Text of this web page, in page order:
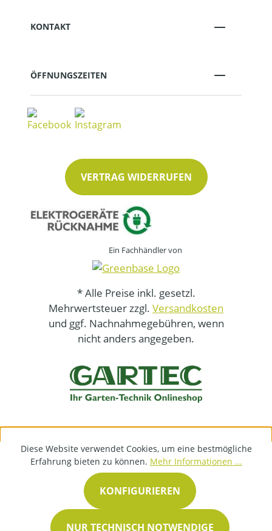
KONTAKT
ÖFFNUNGSZEITEN
VERTRAG WIDERRUFEN
Ein Fachhändler von
* Alle Preise inkl. gesetzl.
Mehrwertsteuer zzgl. Versandkosten
und ggf. Nachnahmegebühren, wenn
nicht anders angegeben.
Diese Website verwendet Cookies, um eine bestmögliche
Erfahrung bieten zu können. Mehr Informationen ...
NUR TECHNISCH NOTWENDIGE
KONFIGURIEREN